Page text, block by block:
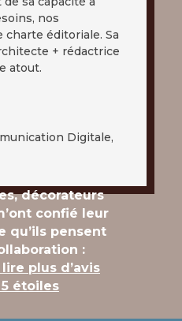
nos
éditoriale. Sa
+ rédactrice
atout.
Digitale,
décorateurs
confié leur
qu’ils pensent
:
plus d’avis
étoiles